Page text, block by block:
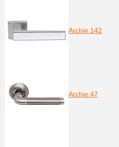
Archie 142
Archie 47